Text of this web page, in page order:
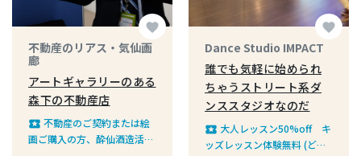
favorite
不動産のリアス・気仙画
廊
アートギャラリーのある
森下の不動産店
local_play 不動産のご契約または絵
画ご購入の方、酔仙酒造活性
favorite
Dance Studio IMPACT
誰でも気軽に始められ
ちゃうストリート系ダ
ンススタジオなのだ
local_play 大人レッスン50%off キ
ッズレッスン体験無料 (どち